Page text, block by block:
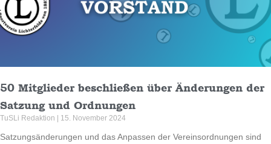
50 Mitglieder beschließen über Änderungen der
Satzung und Ordnungen
TuSLi Redaktion 15. November 2024
Satzungsänderungen und das Anpassen der Vereinsordnungen sind